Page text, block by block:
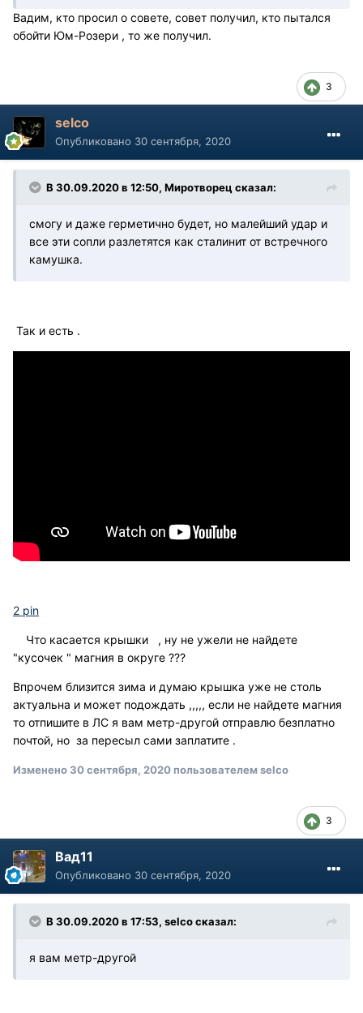
Вадим, кто просил о совете, совет получил, кто пытался
обойти Юм-Розери , то же получил.
3
selco
Опубликовано 30 сентября, 2020
В 30.09.2020 в 12:50, Миротворец сказал:
смогу и даже герметично будет, но малейший удар и
все эти сопли разлетятся как сталинит от встречного
камушка.
Так и есть .
2 pin
Что касается крышки , ну не ужели не найдете
"кусочек " магния в округе ???
Впрочем близится зима и думаю крышка уже не столь
актуальна и может подождать ,,,,, если не найдете магния
то отпишите в ЛС я вам метр-другой отправлю безплатно
почтой, но за пересыл сами заплатите .
Изменено 30 сентября, 2020пользователем selco
3
Вад11
Опубликовано 30 сентября, 2020
В 30.09.2020 в 17:53, selco сказал:
я вам метр-другой